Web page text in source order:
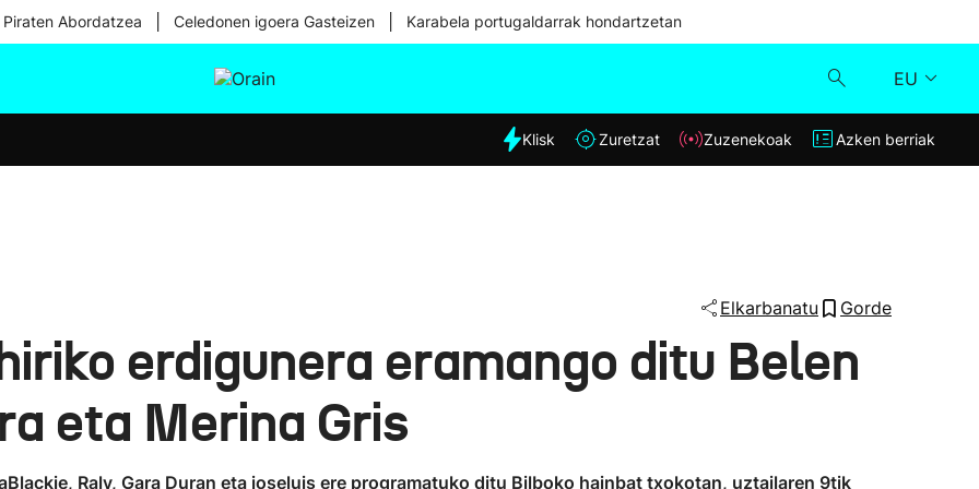
Abordatzea Celedonen igoera Gasteizen Karabela portugaldarrak hondartzetan
EU
Eguraldia
Klisk
Azken berriak
Klisk Zuretzat Zuzenekoak Azken berriak
Elkarbanatu Gorde
erdigunera eramango ditu Belen
eta Merina Gris
Raly, Gara Duran eta joseluis ere programatuko ditu Bilboko hainbat txokotan, uztailaren 9tik